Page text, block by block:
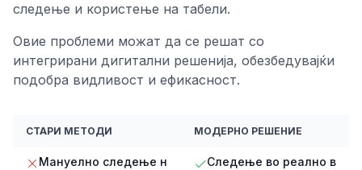
следење и користење на табели.
Овие проблеми можат да се решат со
интегрирани дигитални решенија, обезбедувајќи
подобра видливост и ефикасност.
СТАРИ МЕТОДИ МОДЕРНО РЕШЕНИЕ
Мануелно следење н
Следење во реално в